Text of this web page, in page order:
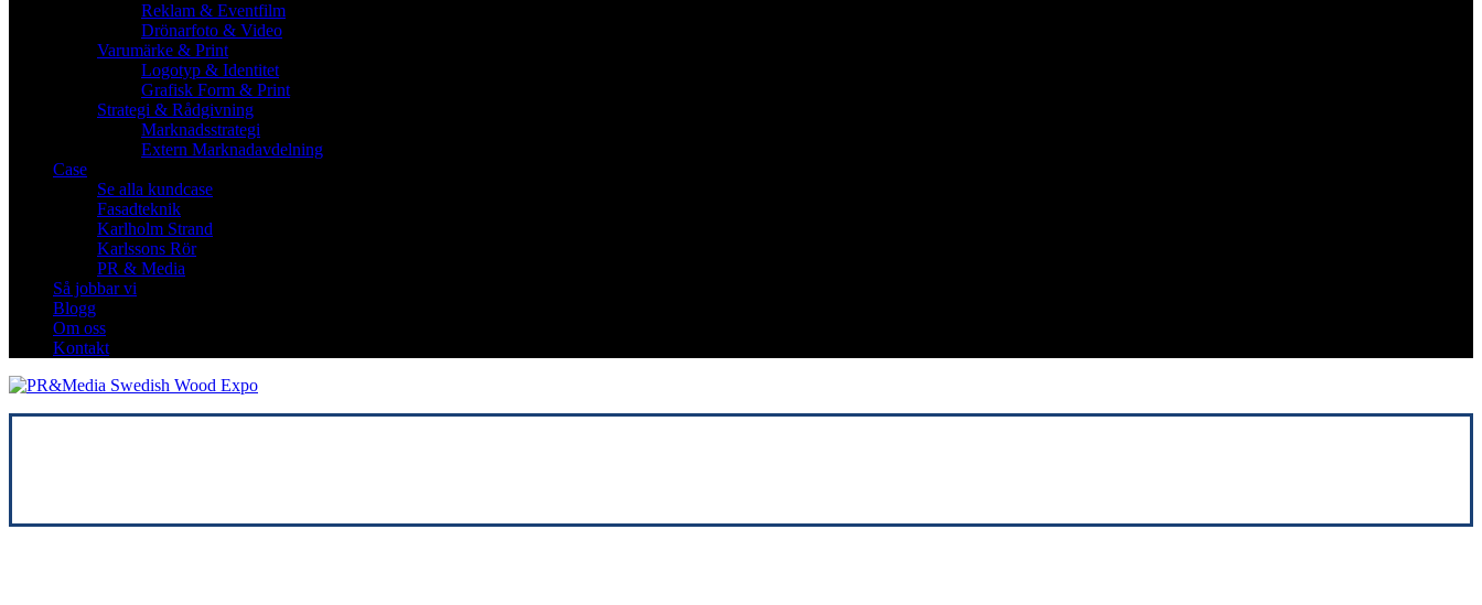
Reklam & Eventfilm
Drönarfoto & Video
Varumärke & Print
Logotyp & Identitet
Grafisk Form & Print
Strategi & Rådgivning
Marknadsstrategi
Extern Marknadavdelning
Case
Se alla kundcase
Fasadteknik
Karlholm Strand
Karlssons Rör
PR & Media
Så jobbar vi
Blogg
Om oss
Kontakt